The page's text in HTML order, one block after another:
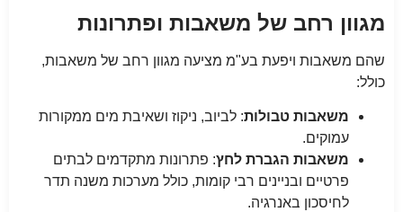
מגוון רחב של משאבות ופתרונות
שהם משאבות ויפעת בע"מ מציעה מגוון רחב של משאבות,
כולל:
משאבות טבולות: לביוב, ניקוז ושאיבת מים ממקורות
עמוקים.
משאבות הגברת לחץ: פתרונות מתקדמים לבתים
פרטיים ובניינים רבי קומות, כולל מערכות משנה תדר
לחיסכון באנרגיה.